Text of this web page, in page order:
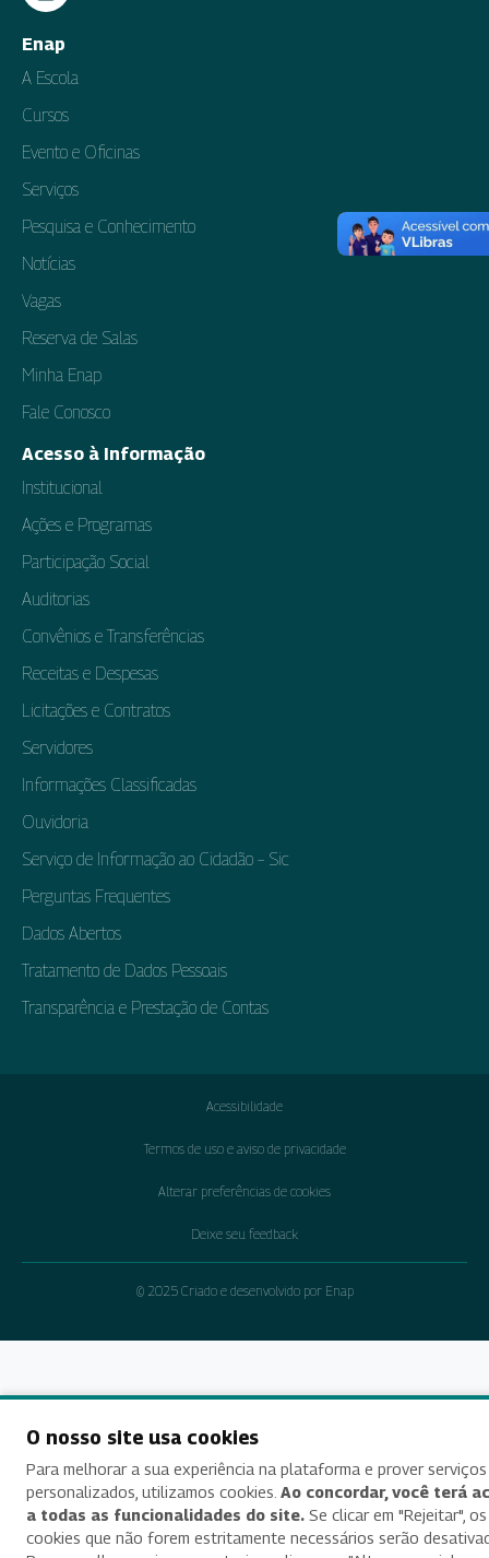
Enap
A Escola
Cursos
Evento e Oficinas
Serviços
Pesquisa e Conhecimento
Notícias
Vagas
Reserva de Salas
Minha Enap
Fale Conosco
Acesso à Informação
Institucional
Ações e Programas
Participação Social
Auditorias
Convênios e Transferências
Receitas e Despesas
Licitações e Contratos
Servidores
Informações Classificadas
Ouvidoria
Serviço de Informação ao Cidadão – Sic
Perguntas Frequentes
Dados Abertos
Tratamento de Dados Pessoais
Transparência e Prestação de Contas
Acessibilidade
Termos de uso e aviso de privacidade
Alterar preferências de cookies
Deixe seu feedback
© 2025 Criado e desenvolvido por Enap
O nosso site usa cookies
Para melhorar a sua experiência na plataforma e prover serviços
personalizados, utilizamos cookies. Ao concordar, você terá
a todas as funcionalidades do site. Se clicar em "Rejeitar", os
cookies que não forem estritamente necessários serão